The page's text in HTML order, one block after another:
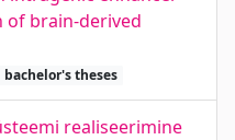
brain-derived
bachelor's theses
realiseerimine